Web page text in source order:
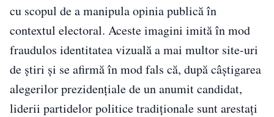
cu scopul de a manipula opinia publică în
contextul electoral. Aceste imagini imită în mod
fraudulos identitatea vizuală a mai multor site-uri
de ştiri şi se afirmă în mod fals că, după câştigarea
alegerilor prezidențiale de un anumit candidat,
liderii partidelor politice tradiţionale sunt arestaţi